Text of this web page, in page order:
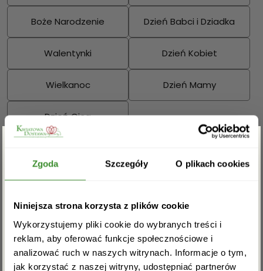
Zgoda Szczegóły O plikach cookies
Niniejsza strona korzysta z plików cookie
Wykorzystujemy pliki cookie do wybranych treści i
reklam, aby oferować funkcje społecznościowe i
analizować ruch w naszych witrynach. Informacje o tym,
jak korzystać z naszej witryny, udostępniać partnerów
Boże Narodzenie Dzień Babci i Dziadka
Walentynki Dzień Kobiet
Wielkanoc Dzień Mamy
Dzień Ojca
Sprawdź również:
Bukiety mieszane Kosze kwiatowe
Zgarnij rabat -5%
Zapisz się do newslettera i zgarnij
rabat na pierwsze zakupy!